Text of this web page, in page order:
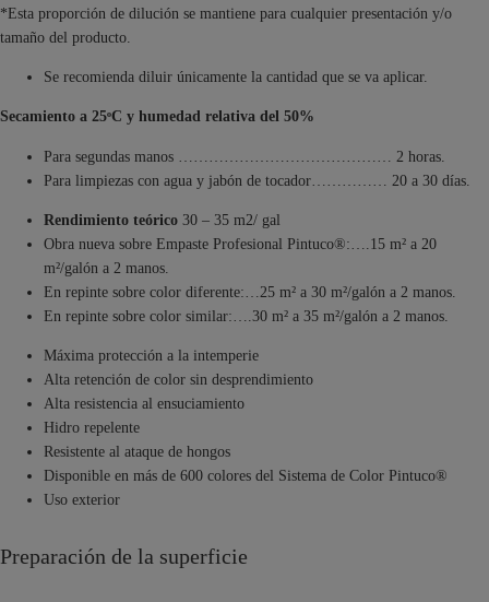
*Esta proporción de dilución se mantiene para cualquier presentación y/o
tamaño del producto.
Se recomienda diluir únicamente la cantidad que se va aplicar.
Secamiento a 25ᵒC y humedad relativa del 50%
Para segundas manos …………………………………… 2 horas.
Para limpiezas con agua y jabón de tocador…………… 20 a 30 días.
Rendimiento teórico 30 – 35 m2/ gal
Obra nueva sobre Empaste Profesional Pintuco®:….15 m² a 20
m²/galón a 2 manos.
En repinte sobre color diferente:…25 m² a 30 m²/galón a 2 manos.
En repinte sobre color similar:….30 m² a 35 m²/galón a 2 manos.
Máxima protección a la intemperie
Alta retención de color sin desprendimiento
Alta resistencia al ensuciamiento
Hidro repelente
Resistente al ataque de hongos
Disponible en más de 600 colores del Sistema de Color Pintuco®
Uso exterior
Preparación de la superficie